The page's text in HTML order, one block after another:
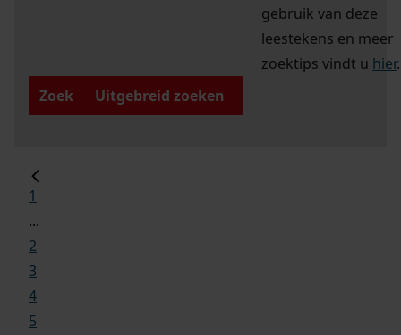
gebruik van deze
leestekens en meer
zoektips vindt u hier.
Zoek
Uitgebreid zoeken
1
...
2
3
4
5